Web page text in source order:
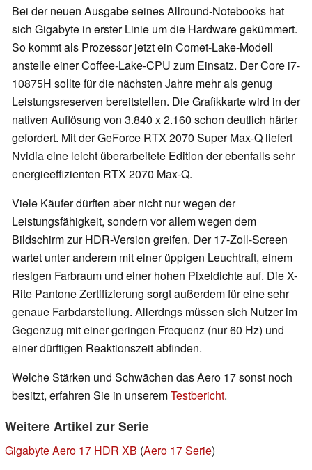
Bei der neuen Ausgabe seines Allround-Notebooks hat
sich Gigabyte in erster Linie um die Hardware gekümmert.
So kommt als Prozessor jetzt ein Comet-Lake-Modell
anstelle einer Coffee-Lake-CPU zum Einsatz. Der Core i7-
10875H sollte für die nächsten Jahre mehr als genug
Leistungsreserven bereitstellen. Die Grafikkarte wird in der
nativen Auflösung von 3.840 x 2.160 schon deutlich härter
gefordert. Mit der GeForce RTX 2070 Super Max-Q liefert
Nvidia eine leicht überarbeitete Edition der ebenfalls sehr
energieeffizienten RTX 2070 Max-Q.
Viele Käufer dürften aber nicht nur wegen der
Leistungsfähigkeit, sondern vor allem wegen dem
Bildschirm zur HDR-Version greifen. Der 17-Zoll-Screen
wartet unter anderem mit einer üppigen Leuchtraft, einem
riesigen Farbraum und einer hohen Pixeldichte auf. Die X-
Rite Pantone Zertifizierung sorgt außerdem für eine sehr
genaue Farbdarstellung. Allerdngs müssen sich Nutzer im
Gegenzug mit einer geringen Frequenz (nur 60 Hz) und
einer dürftigen Reaktionszeit abfinden.
Welche Stärken und Schwächen das Aero 17 sonst noch
besitzt, erfahren Sie in unseremTestbericht.
Weitere Artikel zur Serie
Gigabyte Aero 17 HDR XB (Aero 17 Serie)